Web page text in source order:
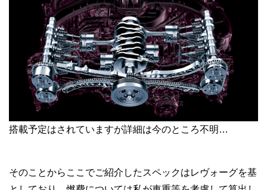
搭載予定はされていますが詳細は今のところ不明…
そのことからここでご紹介したスペックはレヴォーグを基